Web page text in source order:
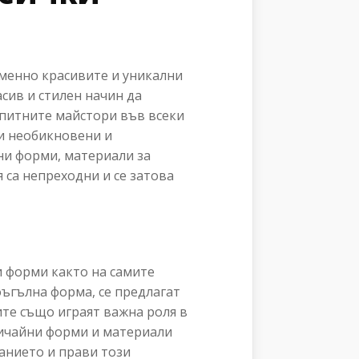
красивите и уникални
и стилен начин да
майстори във всеки
необикновени и
форми, материали за
непреходни и се затова
форми както на самите
форма, се предлагат
също играят важна роля в
форми и материали
и прави този